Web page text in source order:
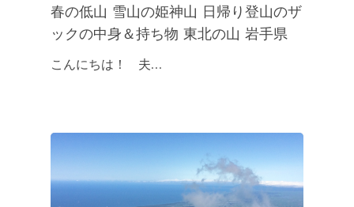
春の低山 雪山の姫神山 日帰り登山のザ
ックの中身＆持ち物 東北の山 岩手県
こんにちは！ 夫…